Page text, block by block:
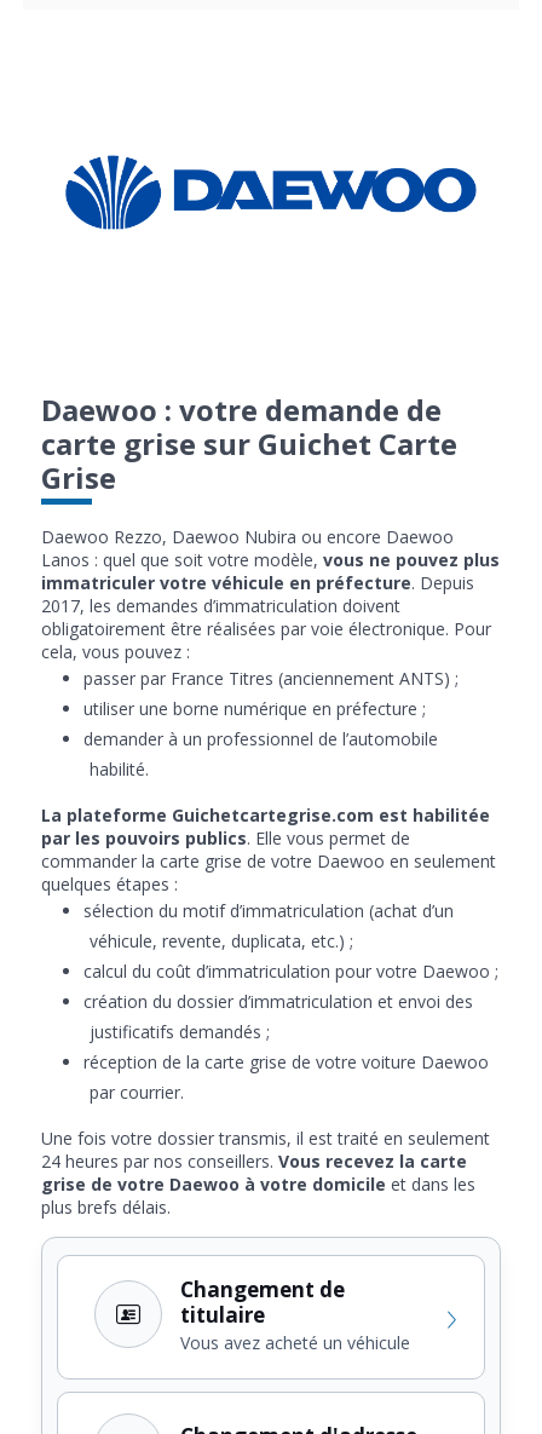
Daewoo : votre demande de
carte grise sur Guichet Carte
Grise
Daewoo Rezzo, Daewoo Nubira ou encore Daewoo
Lanos : quel que soit votre modèle, vous ne pouvez plus
immatriculer votre véhicule en préfecture. Depuis
2017, les demandes d’immatriculation doivent
obligatoirement être réalisées par voie électronique. Pour
cela, vous pouvez :
passer par France Titres (anciennement ANTS) ;
utiliser une borne numérique en préfecture ;
demander à un professionnel de l’automobile
habilité.
La plateforme Guichetcartegrise.com est habilitée
par les pouvoirs publics. Elle vous permet de
commander la carte grise de votre Daewoo en seulement
quelques étapes :
sélection du motif d’immatriculation (achat d’un
véhicule, revente, duplicata, etc.) ;
calcul du coût d’immatriculation pour votre Daewoo ;
création du dossier d’immatriculation et envoi des
justificatifs demandés ;
réception de la carte grise de votre voiture Daewoo
par courrier.
Une fois votre dossier transmis, il est traité en seulement
24 heures par nos conseillers. Vous recevez la carte
grise de votre Daewoo à votre domicile et dans les
plus brefs délais.
Changement de
titulaire
Vous avez acheté un véhicule